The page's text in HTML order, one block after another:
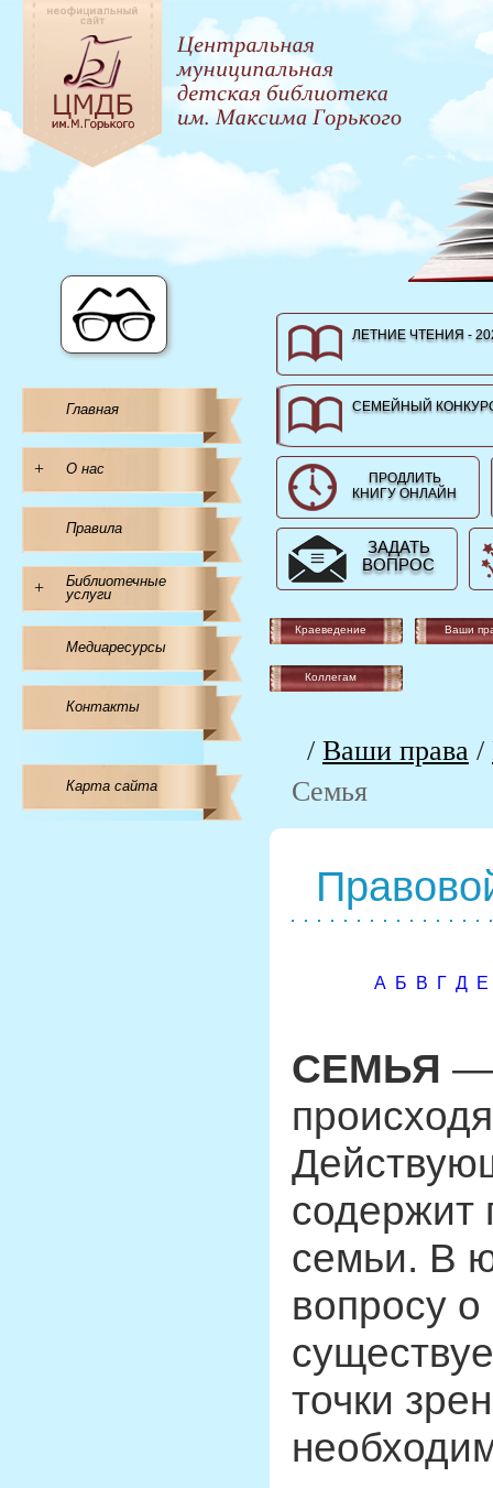
Главная
+ О нас
Правила
+
Библиотечные
услуги
Медиаресурсы
Контакты
Карта сайта
ЛЕТНИЕ ЧТЕНИЯ -
СЕМЕЙНЫЙ
ПРОДЛИТЬ
КНИГУ ОНЛАЙН
ЗАДАТЬ
ВОПРОС
Краеведение Ваши
Коллегам
/ Ваши права /
Семья
А Б В Г Д Е
СЕМЬЯ —
содержит
семьи. В
вопросу
точки